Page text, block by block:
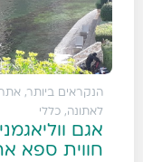
הנקראים ביותר,
לאתונה, כללי
חווית ספא